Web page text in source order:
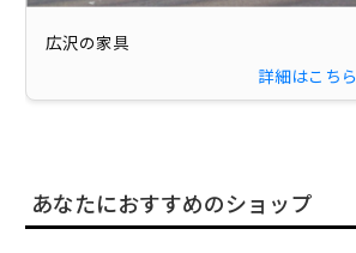
広沢の家具
詳細はこちら
あなたにおすすめのショップ